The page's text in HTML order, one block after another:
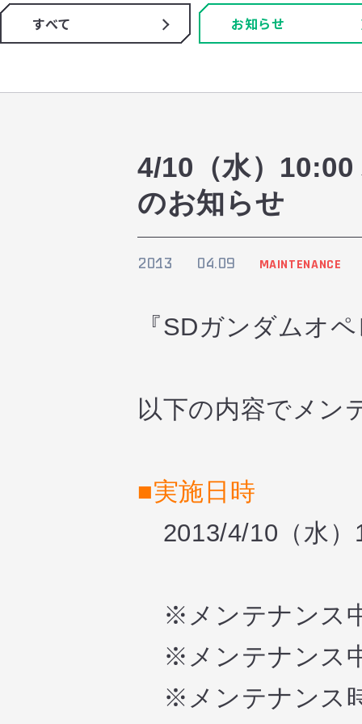
すべて お知らせ
4/10（水）
のお知らせ
2013 04.09 MAINTENANCE
『SDガンダムオ
以下の内容でメン
■実施日時
2013/4/10（水）
※メンテナンス
※メンテナンス
※メンテナンス